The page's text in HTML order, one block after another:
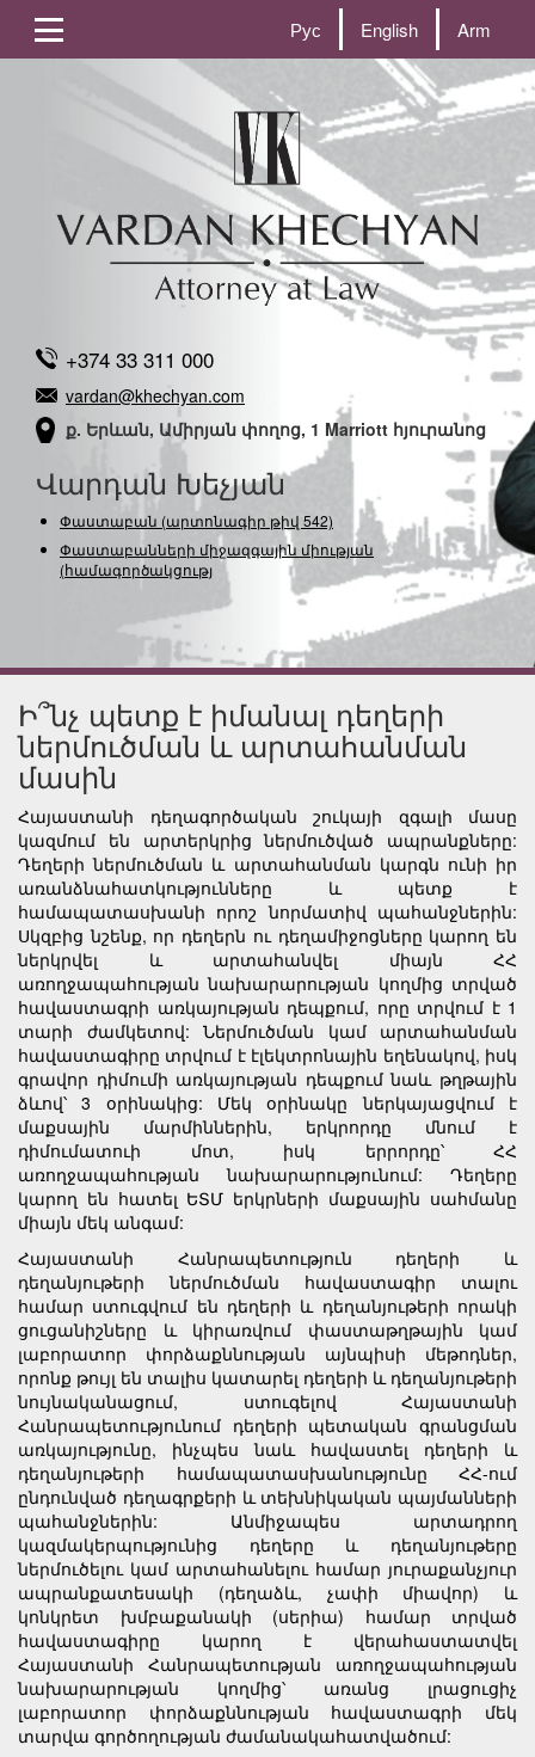
Рус English Arm
+374 33 311 000
vardan@khechyan.com
ք. Երևան, Ամիրյան փողոց, 1 Marriott հյուրանոց
Վարդան Խեչյան
Փաստաբան (արտոնագիր թիվ 542)
Փաստաբանների միջազգային միության
(համագործակցության) նե
Ի՞նչ պետք է իմանալ դեղերի
ներմուծման և արտահանման
մասին
Հայաստանի դեղագործական շուկայի զգալի մասը
կազմում են արտերկրից ներմուծված ապրանքները:
Դեղերի ներմուծման և արտահանման կարգն ունի իր
առանձնահատկությունները և պետք է
համապատասխանի որոշ նորմատիվ պահանջներին:
Սկզբից նշենք, որ դեղերն ու դեղամիջոցները կարող են
ներկրվել և արտահանվել միայն ՀՀ
առողջապահության նախարարության կողմից տրված
հավաստագրի առկայության դեպքում, որը տրվում է 1
տարի ժամկետով: Ներմուծման կամ արտահանման
հավաստագիրը տրվում է էլեկտրոնային եղենակով, իսկ
գրավոր դիմումի առկայության դեպքում նաև թղթային
ձևով՝ 3 օրինակից: Մեկ օրինակը ներկայացվում է
մաքսային մարմիններին, երկրորդը մնում է
դիմումատուի մոտ, իսկ երրորդը՝ ՀՀ
առողջապահության նախարարությունում: Դեղերը
կարող են հատել ԵՏՄ երկրների մաքսային սահմանը
միայն մեկ անգամ:
Հայաստանի Հանրապետություն դեղերի և
դեղանյութերի ներմուծման հավաստագիր տալու
համար ստուգվում են դեղերի և դեղանյութերի որակի
ցուցանիշները և կիրառվում փաստաթղթային կամ
լաբորատոր փորձաքննության այնպիսի մեթոդներ,
որոնք թույլ են տալիս կատարել դեղերի և դեղանյութերի
նույնականացում, ստուգելով Հայաստանի
Հանրապետությունում դեղերի պետական գրանցման
առկայությունը, ինչպես նաև հավաստել դեղերի և
դեղանյութերի համապատասխանությունը ՀՀ-ում
ընդունված դեղագրքերի և տեխնիկական պայմանների
պահանջներին: Անմիջապես արտադրող
կազմակերպությունից դեղերը և դեղանյութերը
ներմուծելու կամ արտահանելու համար յուրաքանչյուր
ապրանքատեսակի (դեղաձև, չափի միավոր) և
կոնկրետ խմբաքանակի (սերիա) համար տրված
հավաստագիրը կարող է վերահաստատվել
Հայաստանի Հանրապետության առողջապահության
նախարարության կողմից՝ առանց լրացուցիչ
լաբորատոր փորձաքննության հավաստագրի մեկ
տարվա գործողության ժամանակահատվածում: